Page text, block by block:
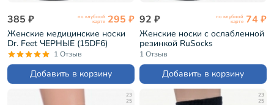
385 ₽ по клубной
карте 295 ₽
Женские медицинские носки
Dr. Feet ЧЕРНЫЕ (15DF6)
1 Отзыв
Добавить в корзину
92 ₽ по клубной
карте 74 ₽
Женские носки с ослабленной
резинкой RuSocks
(Орудьевский трикотаж)
ЧЕРНЫЕ (Ж-21201)
1 Отзыв
Добавить в корзину
23
25
23
25